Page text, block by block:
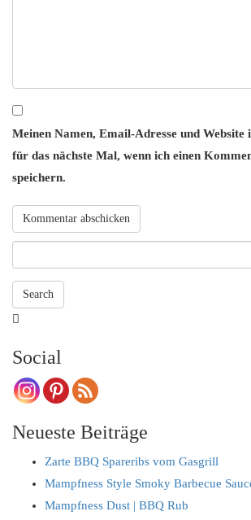
Meinen Namen, Email-Adresse und Website
für das nächste Mal, wenn ich einen
speichern.
Search
in
progress
Social
Neueste Beiträge
Zarte BBQ Spareribs vom Gasgrill
Mampfness Style Smoky Barbecue
Mampfness Dust | BBQ Rub